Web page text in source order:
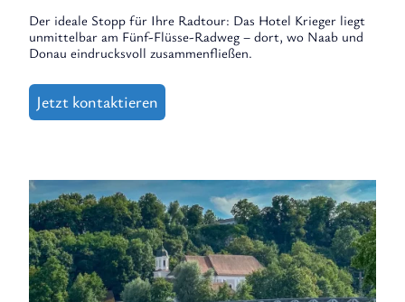
Der ideale Stopp für Ihre Radtour: Das Hotel Krieger liegt
unmittelbar am Fünf-Flüsse-Radweg – dort, wo Naab und
Donau eindrucksvoll zusammenfließen.
Jetzt kontaktieren